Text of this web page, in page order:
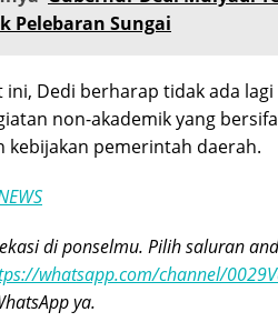
Pelebaran Sungai
ini, Dedi berharap tidak ada
non-akademik yang
kebijakan pemerintah daerah.
di ponselmu. Pilih saluran
whatsapp.com/channel/
ya.